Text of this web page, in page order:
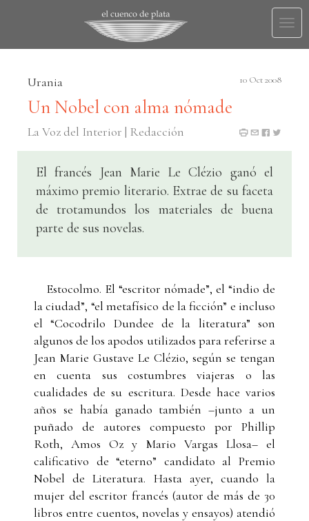
Urania 10 Oct 2008
Un Nobel con alma nómade
La Voz del Interior | Redacción
El francés Jean Marie Le Clézio ganó el
máximo premio literario. Extrae de su faceta
de trotamundos los materiales de buena
parte de sus novelas.
Estocolmo. El “escritor nómade”, el “indio de
la ciudad”, “el metafísico de la ficción” e incluso
el “Cocodrilo Dundee de la literatura” son
algunos de los apodos utilizados para referirse a
Jean Marie Gustave Le Clézio, según se tengan
en cuenta sus costumbres viajeras o las
cualidades de su escritura. Desde hace varios
años se había ganado también –junto a un
puñado de autores compuesto por Phillip
Roth, Amos Oz y Mario Vargas Llosa– el
calificativo de “eterno” candidato al Premio
Nobel de Literatura. Hasta ayer, cuando la
mujer del escritor francés (autor de más de 30
libros entre cuentos, novelas y ensayos) atendió